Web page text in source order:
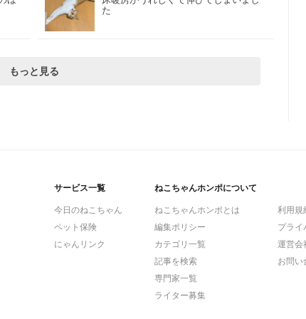
た
もっと見る
サービス一覧
今日のねこちゃん
ペット保険
にゃんリンク
ねこちゃんホンポについて
ねこちゃんホンポとは
編集ポリシー
カテゴリ一覧
記事を検索
専門家一覧
ライター募集
利用規
プライ
運営会
お問い